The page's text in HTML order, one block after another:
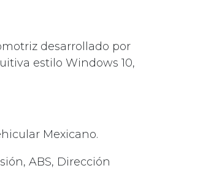
desarrollado por
estilo Windows 10,
Mexicano.
ABS, Dirección